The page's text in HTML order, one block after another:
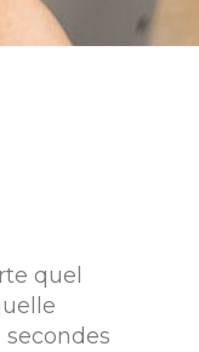
quel